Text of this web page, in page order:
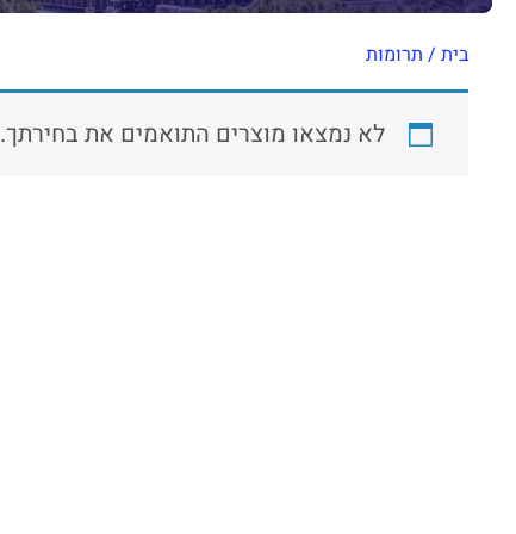
בית / תרומות
לא נמצאו מוצרים התואמים את בחירתך.